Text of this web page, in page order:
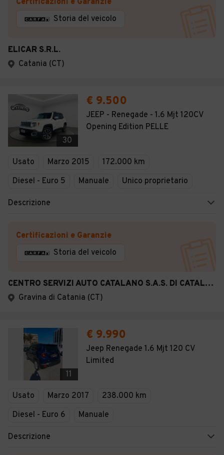
Certificazioni e Garanzie
Storia del veicolo
ELICAR S.R.L.
Catania (CT)
30
€ 9.500
JEEP - Renegade - 1.6 Mjt 120CV
Opening Edition PELLE
Usato Marzo 2015
172.000 km
Diesel - Euro 5
Manuale Unico proprietario
Descrizione
Certificazioni e Garanzie
Storia del veicolo
CENTRO SERVIZI AUTO CATALANO S.A.S. DI CATALANO SA
Gravina di Catania (CT)
11
€ 9.990
Jeep Renegade 1.6 Mjt 120 CV
Limited
Usato Marzo 2017
238.000 km
Diesel - Euro 6
Manuale
Descrizione